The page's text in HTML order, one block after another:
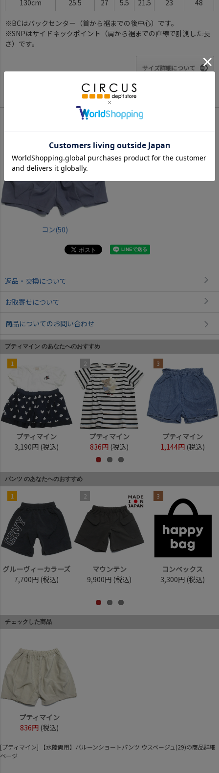
130cm 25.5 27 5.5 21.5 23 48
※BCはバックセンター（首から裾までの後中心）です。
※SNPはサイドネックポイント（肩から裾までの直線で計測した長
さ）です。
サイズ詳細について
コン(50)
返品・交換について
お取寄せについて
商品についてのお問い合わせ
プティマイン のあなたへのおすすめ
1
プティマイン
3,190円 (税込)
2
プティマイン
836円 (税込)
3
プティマイン
1,144円 (税込)
パンツ のあなたへのおすすめ
1
グルーヴィーカラーズ
7,700円 (税込)
2
マウンテン
9,900円 (税込)
3
コンベックス
3,300円 (税込)
チェックした商品
プティマイン
836円 (税込)
[プティマイン] 【水陸両用】バルーンショートパンツ ウスベージュ(29)の商品詳細
ページ